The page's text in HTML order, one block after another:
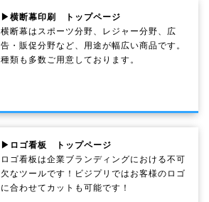
▶横断幕印刷 トップページ
横断幕はスポーツ分野、レジャー分野、広
告・販促分野など、用途が幅広い商品です。
種類も多数ご用意しております。
▶ロゴ看板 トップページ
ロゴ看板は企業ブランディングにおける不可
欠なツールです！ビジプリではお客様のロゴ
に合わせてカットも可能です！